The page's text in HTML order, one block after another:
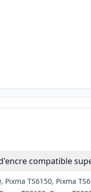
compatible
TS6150, Pixma